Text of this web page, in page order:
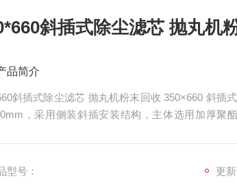
斜插式除尘滤芯 抛丸机
品简介
斜插式除尘滤芯 抛丸机粉末回收 350×660 斜插
，采用侧装斜插安装结构，主体选用加厚聚
脉冲清灰。
型号： 更